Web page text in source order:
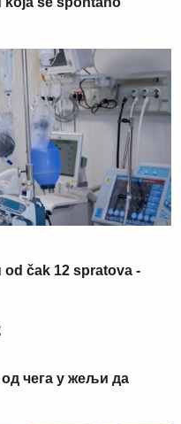
čak 12 spratova -
чега у жељи да